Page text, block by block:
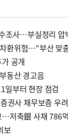
조사…부실정리 압
환위험…“부산 맞
공개
동산 경고음
일부터 현장 점검
권사 채무보증 우
…저축銀 사채 786
보